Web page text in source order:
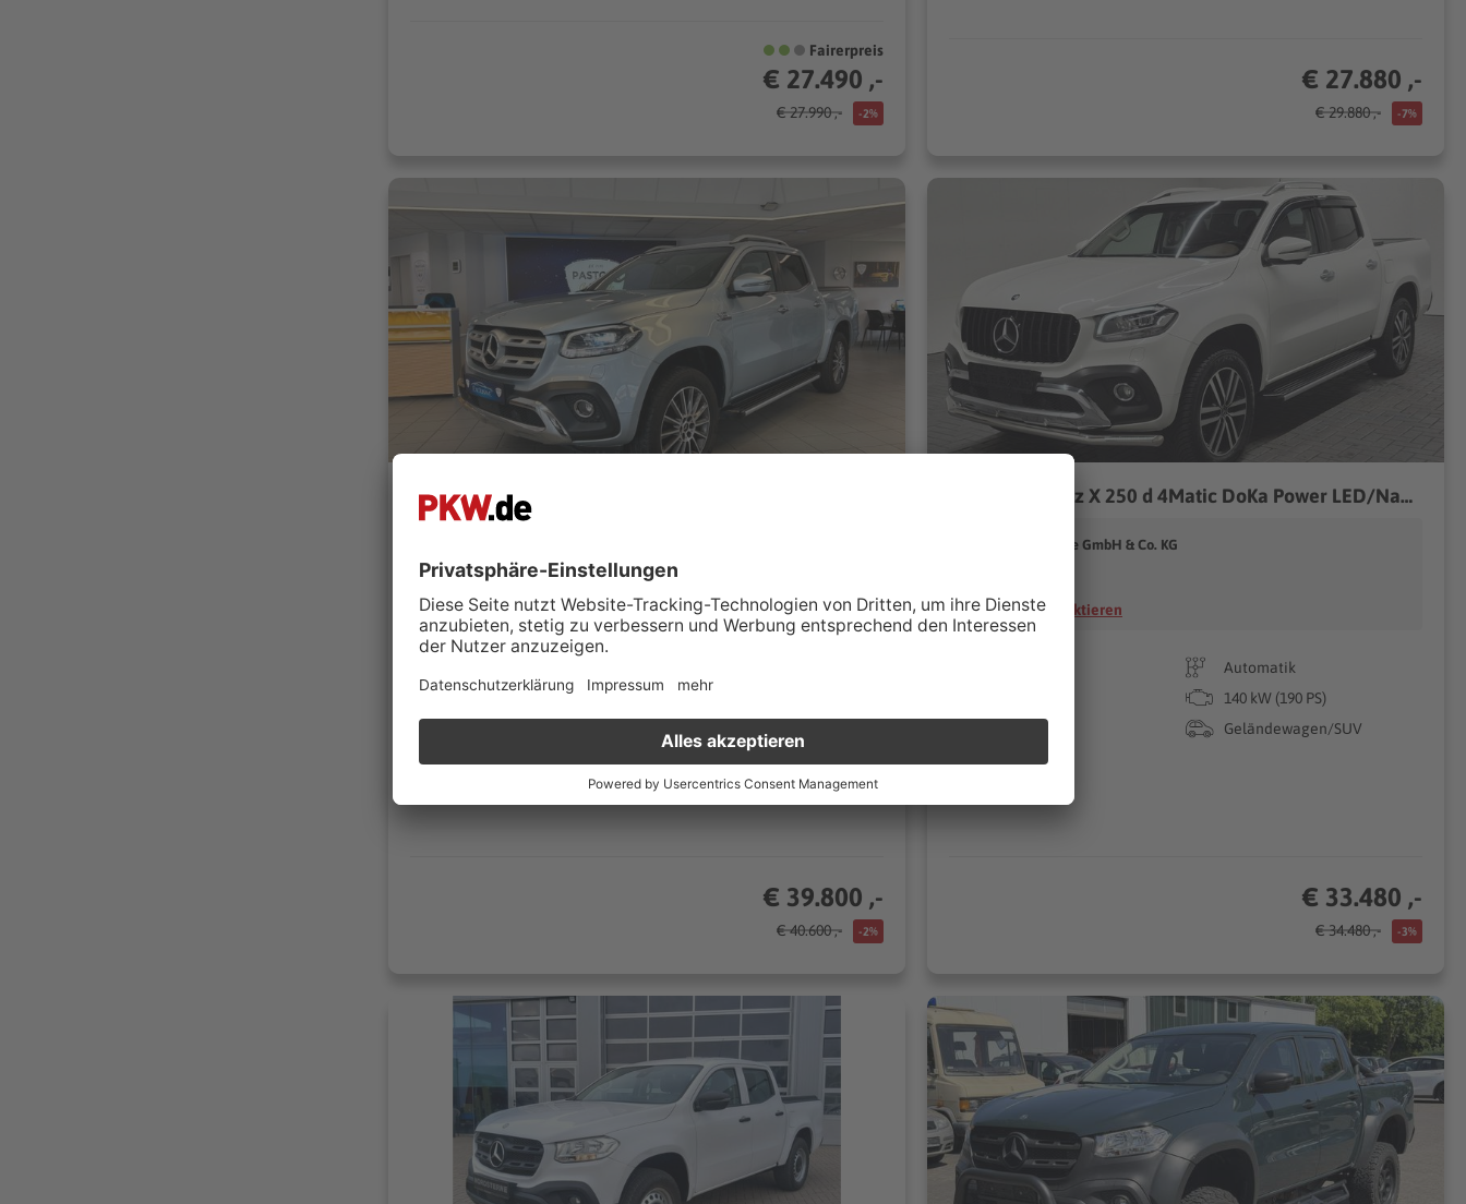
Fairerpreis
€ 27.490 ,-
€ 27.990 ,- -2%
€ 27.880 ,-
€ 29.880 ,- -7%
79108 Freiburg im Breisgau
Händler kontaktieren
€ 39.800 ,-
€ 40.600 ,- -2%
Mercedes-Benz X 250 d 4Matic DoKa Power LED/Navi/AHK/360°/19-LM
Meyer Automobile GmbH & Co. KG
Händler kontaktieren
Automatik
140 kW (190 PS)
Geländewagen/SUV
€ 33.480 ,-
€ 34.480 ,- -3%